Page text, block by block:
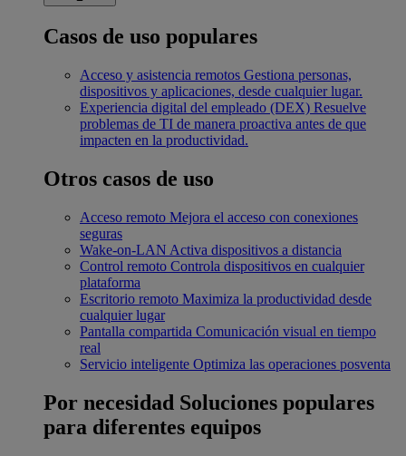
Casos de uso populares
Acceso y asistencia remotos Gestiona personas,
dispositivos y aplicaciones, desde cualquier lugar.
Experiencia digital del empleado (DEX) Resuelve
problemas de TI de manera proactiva antes de que
impacten en la productividad.
Otros casos de uso
Acceso remoto Mejora el acceso con conexiones
seguras
Wake-on-LAN Activa dispositivos a distancia
Control remoto Controla dispositivos en cualquier
plataforma
Escritorio remoto Maximiza la productividad desde
cualquier lugar
Pantalla compartida Comunicación visual en tiempo
real
Servicio inteligente Optimiza las operaciones posventa
Por necesidad Soluciones populares
para diferentes equipos